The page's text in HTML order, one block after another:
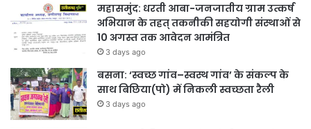
महासमुंद: धरती आबा-जनजातीय ग्राम उत्कर्ष
अभियान के तहत् तकनीकी सहयोगी संस्थाओं से
10 अगस्त तक आवेदन आमंत्रित
3 days ago
बसना: ‘स्वच्छ गांव–स्वस्थ गांव’ के संकल्प के
साथ बिछिया(पो) में निकली स्वच्छता रैली
3 days ago